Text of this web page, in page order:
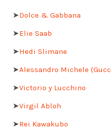
➤Dolce & Gabbana
➤Elie Saab
➤Hedi Slimane
➤Alessandro Michele
➤Victorio y Lucchino
➤Virgil Abloh
➤Rei Kawakubo